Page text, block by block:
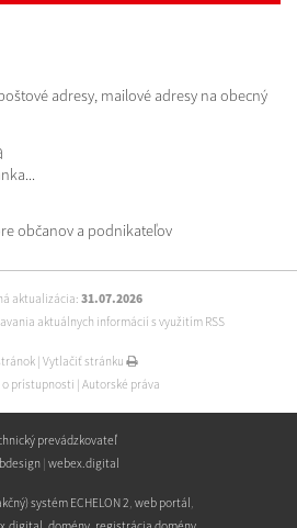
adresy, mailové adresy na obecný
občanov a podnikateľov
aktualizácia: 31.07.2026
aktuálnych informácií s využitím RSS
Vytlačiť stránku
o prístupnosti Autorské práva
prevádzkovateľ
webex.digital
systém ECHELON 2, web portál ,